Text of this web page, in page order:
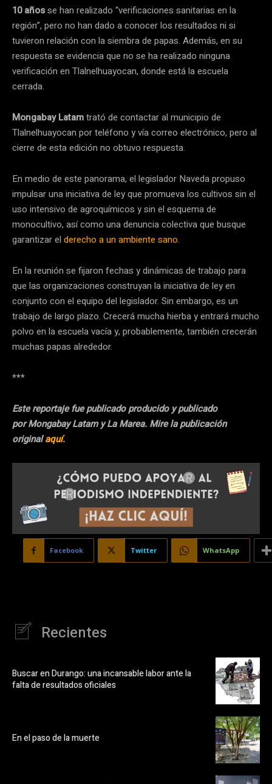
10 añosse han realizado “verificaciones sanitarias en la
región”, pero no han dado a conocer los resultados ni si
tuvieron relación con la siembra de papas. Además, en su
respuesta se evidencia que no se ha realizado ninguna
verificación en Tlalnelhuayocan, donde está la escuela
cerrada.
Mongabay Latamtrató de contactar al municipio de
Tlalnelhuayocan por teléfono y vía correo electrónico, pero al
cierre de esta edición no obtuvo respuesta.
En medio de este panorama, el legislador Naveda propuso
impulsar una iniciativa de ley que promueva los cultivos sin el
uso intensivo de agroquímicos y sin el esquema de
monocultivo, así como una denuncia colectiva que busque
garantizar el derecho a un ambiente sano.
En la reunión se fijaron fechas y dinámicas de trabajo para
que las organizaciones construyan la iniciativa de ley en
conjunto con el equipo del legislador. Sin embargo, es un
trabajo de largo plazo. Crecerá mucha hierba y entrará mucho
polvo en la escuela vacía y, probablemente, también crecerán
muchas papas alrededor.
***
Este reportaje fue publicado producido y publicado
por Mongabay Latam y La Marea. Mire la publicación
originalaquí.
Facebook Twitter WhatsApp
Recientes
Buscar en Durango: una incansable labor ante la
falta de resultados oficiales
En el paso de la muerte